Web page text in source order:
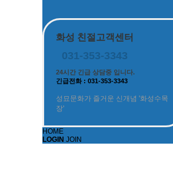
화성 친절고객센터
031-353-3343
24시간 긴급 상담중 입니다.
긴급전화 : 031-353-3343
성묘문화가 즐거운 신개념 '화성수목
장'
HOME
LOGIN JOIN